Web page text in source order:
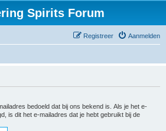
Spirits Forum
Aanmelden
Registreer
bedoeld dat bij ons bekend is. Als je het e-
is dit het e-mailadres dat je hebt gebruikt bij de